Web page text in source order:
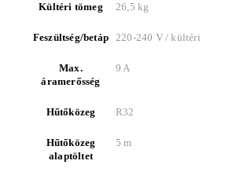
Kültéri tömeg 26,5 kg
Feszültség/betáp 220-240 V / kültéri
Max.
áramerősség
9 A
Hűtőközeg R32
Hűtőközeg
alaptöltet
5 m